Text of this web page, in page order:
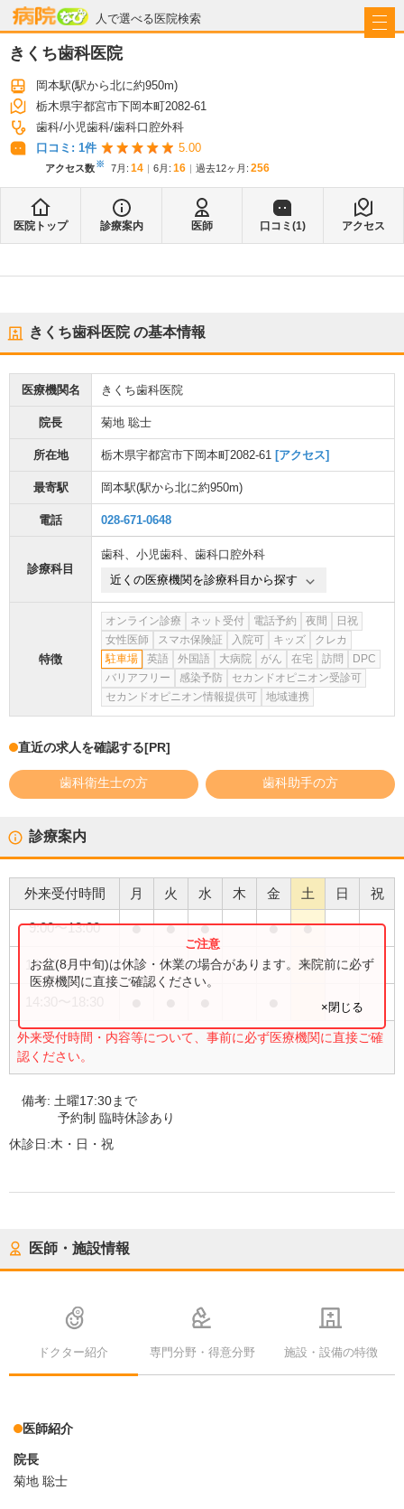
人で選べる医院検索
病院なび
きくち歯科医院
岡本駅(駅から北に約950m)
栃木県宇都宮市下岡本町2082-61
歯科 小児歯科 歯科口腔外科
口コミ: 1件 5.00
アクセス数※ 7月 : 14 6月 : 16 過去12ヶ月: 256
医院トップ 診療案内 医師 口コミ(1) アクセス
きくち歯科医院の基本情報
医療機関名 きくち歯科医院
院長 菊地 聡士
所在地 栃木県宇都宮市下岡本町2082-61 [アクセス]
最寄駅 岡本駅(駅から北に約950m)
電話 028-671-0648
診療科目
歯科、 小児歯科、 歯科口腔外科
近くの医療機関を診療科目から探す
特徴
オンライン診療 ネット受付 電話予約 夜間
日祝
女性医師
スマホ保険証 入院可 キッズ
クレカ
駐車場
英語 外国語 大病院 がん 在宅 訪問
DPC
バリアフリー
感染予防
セカンドオピニオン受診可
セカンドオピニオン情報提供可
地域連携
直近の求人を確認する[PR]
歯科衛生士の方 歯科助手の方
診療案内
外来受付時間 月 火 水 木 金 土 日 祝
9:00〜13:00 ● ● ● ● ●
14:30〜17:30 ●
外来受付時間・内容等について、事前に必ず医療機関に直接ご確
認ください。
お盆(8月中旬)は休診・休業の場合があります。来院前に必ず
医療機関に直接ご確認ください。
×閉じる
備考: 土曜17:30まで
予約制 臨時休診あり
休診日:木・日・祝
医師・施設情報
ドクター紹介 専門分野・得意分野 施設・設備の特徴
医師紹介
院長
菊地 聡士